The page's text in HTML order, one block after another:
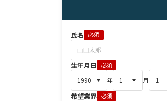
氏名 必須
生年月日 必須
年
月
希望業界 必須